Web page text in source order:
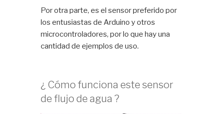
Por otra parte, es el sensor preferido por
los entusiastas de Arduino y otros
microcontroladores, por lo que hay una
cantidad de ejemplos de uso.
¿ Cómo funciona este sensor
de flujo de agua ?